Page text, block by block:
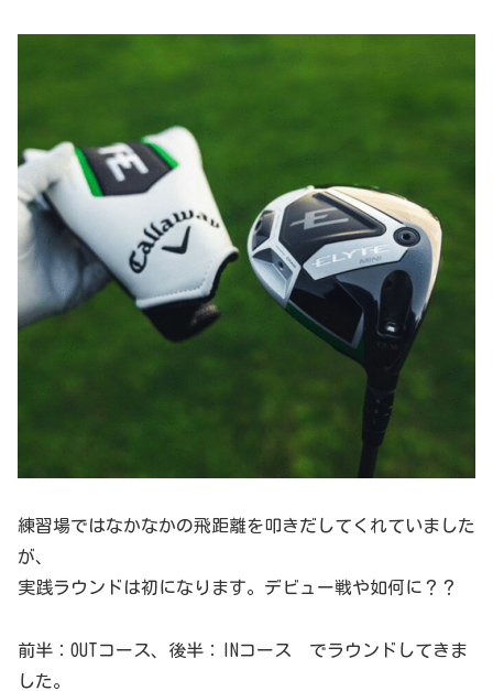
練習場ではなかなかの飛距離を叩きだしてくれていました
が、
実践ラウンドは初になります。デビュー戦や如何に？？
前半：OUTコース、後半：INコース でラウンドしてきま
した。